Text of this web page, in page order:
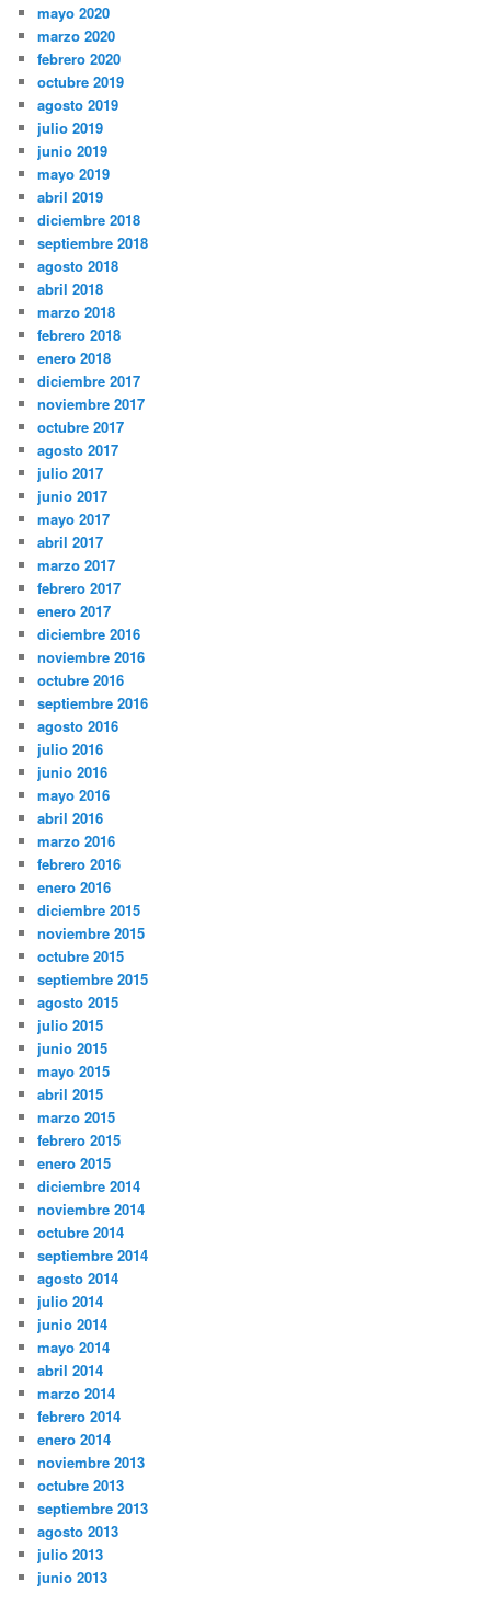
mayo 2020
marzo 2020
febrero 2020
octubre 2019
agosto 2019
julio 2019
junio 2019
mayo 2019
abril 2019
diciembre 2018
septiembre 2018
agosto 2018
abril 2018
marzo 2018
febrero 2018
enero 2018
diciembre 2017
noviembre 2017
octubre 2017
agosto 2017
julio 2017
junio 2017
mayo 2017
abril 2017
marzo 2017
febrero 2017
enero 2017
diciembre 2016
noviembre 2016
octubre 2016
septiembre 2016
agosto 2016
julio 2016
junio 2016
mayo 2016
abril 2016
marzo 2016
febrero 2016
enero 2016
diciembre 2015
noviembre 2015
octubre 2015
septiembre 2015
agosto 2015
julio 2015
junio 2015
mayo 2015
abril 2015
marzo 2015
febrero 2015
enero 2015
diciembre 2014
noviembre 2014
octubre 2014
septiembre 2014
agosto 2014
julio 2014
junio 2014
mayo 2014
abril 2014
marzo 2014
febrero 2014
enero 2014
noviembre 2013
octubre 2013
septiembre 2013
agosto 2013
julio 2013
junio 2013